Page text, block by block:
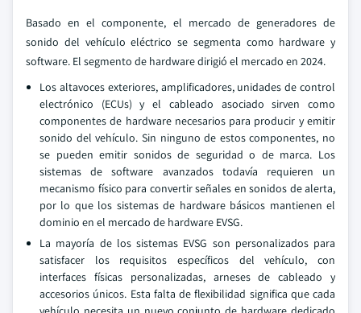
Basado en el componente, el mercado de generadores de
sonido del vehículo eléctrico se segmenta como hardware y
software. El segmento de hardware dirigió el mercado en 2024.
Los altavoces exteriores, amplificadores, unidades de control
electrónico (ECUs) y el cableado asociado sirven como
componentes de hardware necesarios para producir y emitir
sonido del vehículo. Sin ninguno de estos componentes, no
se pueden emitir sonidos de seguridad o de marca. Los
sistemas de software avanzados todavía requieren un
mecanismo físico para convertir señales en sonidos de alerta,
por lo que los sistemas de hardware básicos mantienen el
dominio en el mercado de hardware EVSG.
La mayoría de los sistemas EVSG son personalizados para
satisfacer los requisitos específicos del vehículo, con
interfaces físicas personalizadas, arneses de cableado y
accesorios únicos. Esta falta de flexibilidad significa que cada